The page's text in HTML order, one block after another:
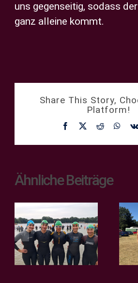
uns gegenseitig, sodass
ganz alleine kommt.
Share This Story,
Platform!
Facebook
X Reddit
Ähnliche Beiträge
2. Bundesliga
– Bergfest in
Verl!